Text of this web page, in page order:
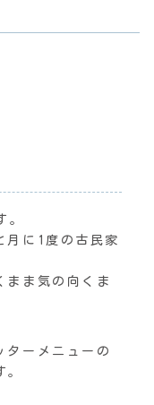
。
月に1度の古民家
まま気の向くま
ターメニューの